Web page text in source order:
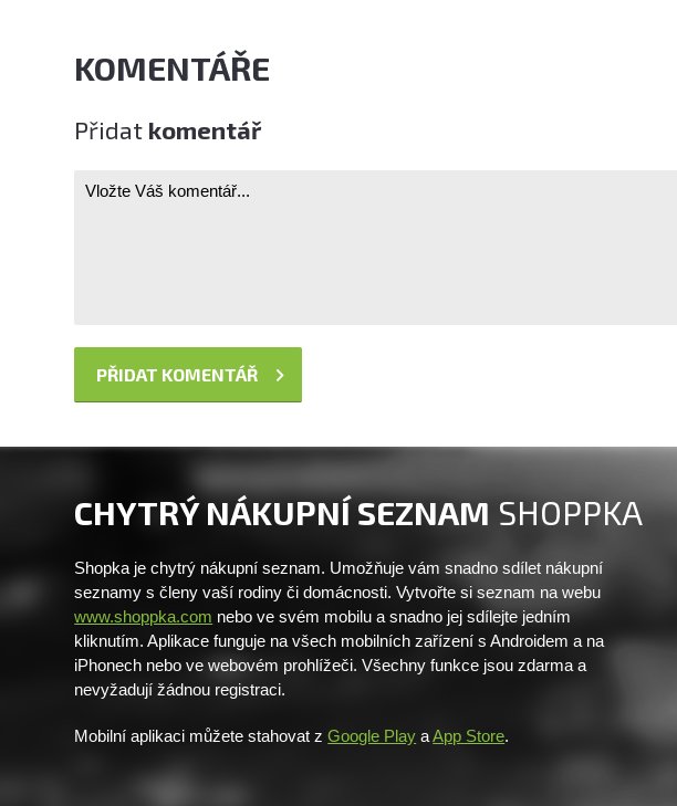
KOMENTÁŘE
Přidat komentář
CHYTRÝ NÁKUPNÍ SEZNAM SHOPPKA
Shopka je chytrý nákupní seznam. Umožňuje vám snadno sdílet nákupní
seznamy s členy vaší rodiny či domácnosti. Vytvořte si seznam na webu
www.shoppka.com nebo ve svém mobilu a snadno jej sdílejte jedním
kliknutím. Aplikace funguje na všech mobilních zařízení s Androidem a na
iPhonech nebo ve webovém prohlížeči. Všechny funkce jsou zdarma a
nevyžadují žádnou registraci.
Mobilní aplikaci můžete stahovat zGoogle Play aApp Store.